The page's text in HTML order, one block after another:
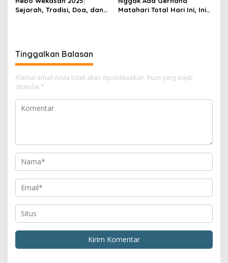
Sejarah, Tradisi, Doa, dan
Matahari Total Hari Ini, Ini
Tinggalkan Balasan
Alamat email Anda tidak akan dipublikasikan. Ruas yang wajib
ditandai *